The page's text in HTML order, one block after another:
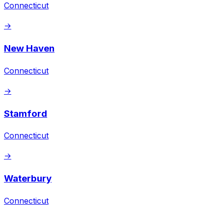
Connecticut
→
New Haven
Connecticut
→
Stamford
Connecticut
→
Waterbury
Connecticut